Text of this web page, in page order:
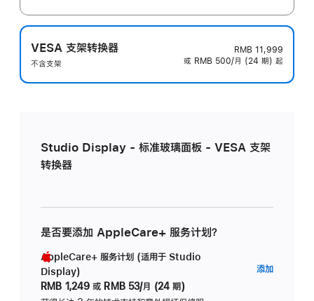
VESA 支架转换器
不含支架
RMB 11,999
或 RMB 500/月 (24 期) 起
Studio Display - 标准玻璃面板 - VESA 支架
转换器
是否要添加 AppleCare+ 服务计划？
AppleCare+ 服务计划 (适用于 Studio
Display)
RMB 1,249 或 RMB 53/月 (24 期)
添加